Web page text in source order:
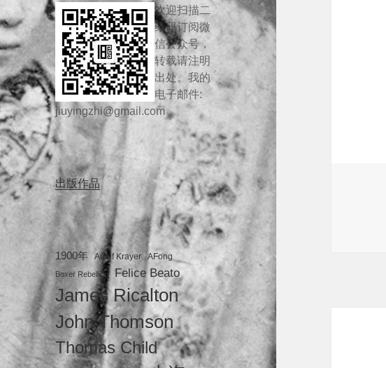
欢迎扫描二
维码订阅微
信公众号，
转载请注明
出处。我的
电子邮件:
jiuyingzhi@gmail.com
出版作品
1900年 Adolf Krayer AFong
Boxer Rebellion Felice Beato
James Ricalton
John Thomson
Thomas Child